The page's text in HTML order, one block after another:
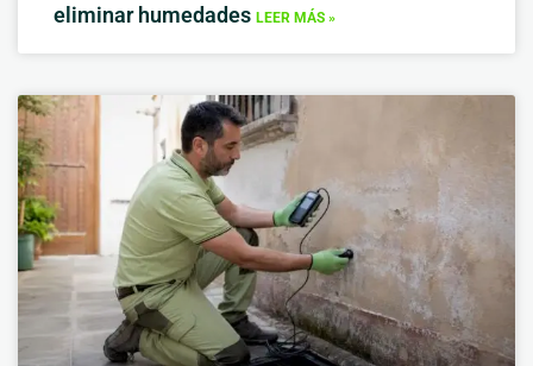
eliminar humedades LEER MÁS »